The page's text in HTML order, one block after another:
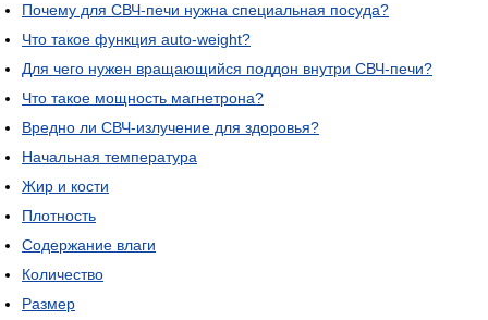
Почему для СВЧ-печи нужна специальная посуда?
Что такое функция auto-weight?
Для чего нужен вращающийся поддон внутри СВЧ-печи?
Что такое мощность магнетрона?
Вредно ли СВЧ-излучение для здоровья?
Начальная температура
Жир и кости
Плотность
Содержание влаги
Количество
Размер